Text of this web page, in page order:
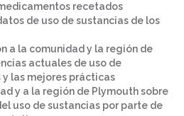
recetados
de uso de sustancias de los
a la comunidad y la región de
actuales de uso de
las mejores prácticas
y a la región de Plymouth sobre
uso de sustancias por parte de